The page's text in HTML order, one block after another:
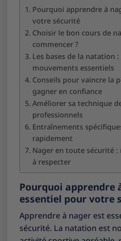
Pourquoi apprendre à
votre sécurité
Choisir le bon cours de
commencer ?
Les bases de la natation
mouvements essentiels
Conseils pour vaincre la
gagner en confiance
Améliorer sa technique
professionnels
Entraînements
rapidement
Nager en toute sécurité :
à respecter
Pourquoi apprendre
essentiel pour votre
Apprendre à nager est
sécurité. La natation est